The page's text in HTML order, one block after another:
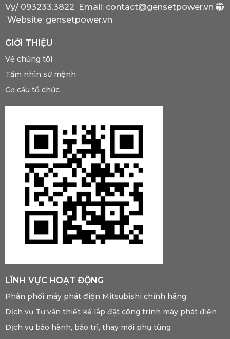
Có?
Vy/ 093233.3822 Email: contact@gensetpower.vn
Website: gensetpower.vn
GIỚI THIỆU
Về chúng tôi
Tầm nhìn sứ mệnh
Cơ cấu tổ chức
LĨNH VỰC HOẠT ĐỘNG
Phân phối máy phát điện Mitsubishi chính hãng
Dịch vụ Tư vấn thiết kế lắp đặt công trình máy phát điện
Dịch vụ bảo hành, bảo trì, thay mới phụ tùng